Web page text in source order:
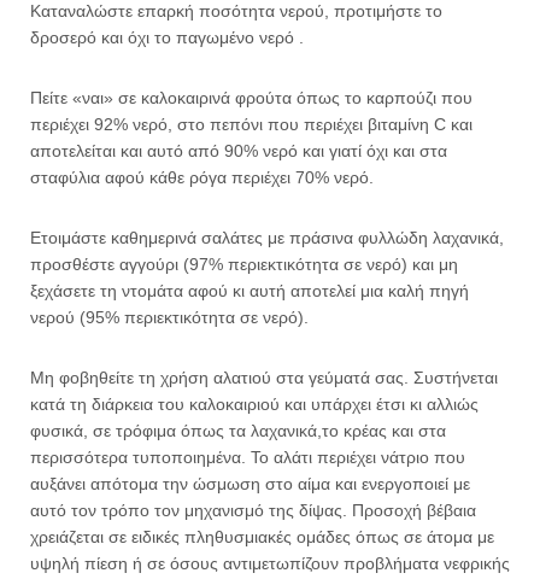
Καταναλώστε επαρκή ποσότητα νερού, προτιμήστε το
δροσερό και όχι το παγωμένο νερό .
Πείτε «ναι» σε καλοκαιρινά φρούτα όπως το καρπούζι που
περιέχει 92% νερό, στο πεπόνι που περιέχει βιταμίνη C και
αποτελείται και αυτό από 90% νερό και γιατί όχι και στα
σταφύλια αφού κάθε ρόγα περιέχει 70% νερό.
Ετοιμάστε καθημερινά σαλάτες με πράσινα φυλλώδη λαχανικά,
προσθέστε αγγούρι (97% περιεκτικότητα σε νερό) και μη
ξεχάσετε τη ντομάτα αφού κι αυτή αποτελεί μια καλή πηγή
νερού (95% περιεκτικότητα σε νερό).
Μη φοβηθείτε τη χρήση αλατιού στα γεύματά σας. Συστήνεται
κατά τη διάρκεια του καλοκαιριού και υπάρχει έτσι κι αλλιώς
φυσικά, σε τρόφιμα όπως τα λαχανικά,το κρέας και στα
περισσότερα τυποποιημένα. Το αλάτι περιέχει νάτριο που
αυξάνει απότομα την ώσμωση στο αίμα και ενεργοποιεί με
αυτό τον τρόπο τον μηχανισμό της δίψας. Προσοχή βέβαια
χρειάζεται σε ειδικές πληθυσμιακές ομάδες όπως σε άτομα με
υψηλή πίεση ή σε όσους αντιμετωπίζουν προβλήματα νεφρικής